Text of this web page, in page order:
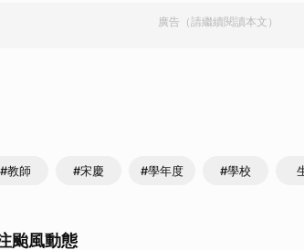
廣告（請繼續閱讀本文）
#教師 #宋慶 #學年度 #學校
颱風動態